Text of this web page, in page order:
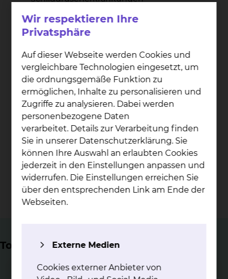
102
Betten
> 5.000
stationäre Patientinnen und Patienten jährlich
6.000
diagnostische und therapeutische Endoskopien
jährlich
Top Themen
Wir respektieren Ihre
Privatsphäre
Auf dieser Webseite werden Cookies und
vergleichbare Technologien eingesetzt, um
die ordnungsgemäße Funktion zu
ermöglichen, Inhalte zu personalisieren und
Zugriffe zu analysieren. Dabei werden
personenbezogene Daten
verarbeitet. Details zur Verarbeitung finden
Sie in unserer Datenschutzerklärung. Sie
können Ihre Auswahl an erlaubten Cookies
jederzeit in den Einstellungen anpassen und
widerrufen. Die Einstellungen erreichen Sie
über den entsprechenden Link am Ende der
Webseiten.
Externe Medien
Cookies externer Anbieter von